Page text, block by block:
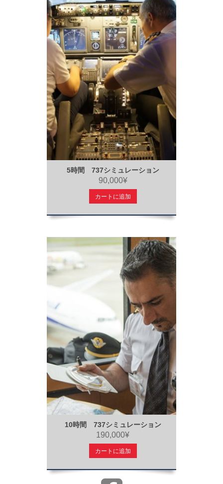
5時間 737シミュレーション
90,000¥
カートに追加
10時間 737シミュレーション
190,000¥
カートに追加